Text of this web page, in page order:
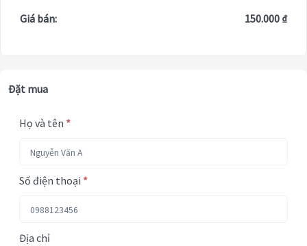
Giá bán: 150.000 ₫
Đặt mua
Họ và tên *
Số điện thoại *
Địa chỉ